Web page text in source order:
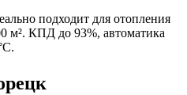
подходит для отопления
м². КПД до 93%, автоматика